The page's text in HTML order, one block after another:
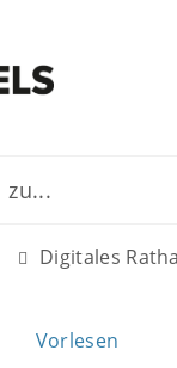
Digitales
Vorlesen